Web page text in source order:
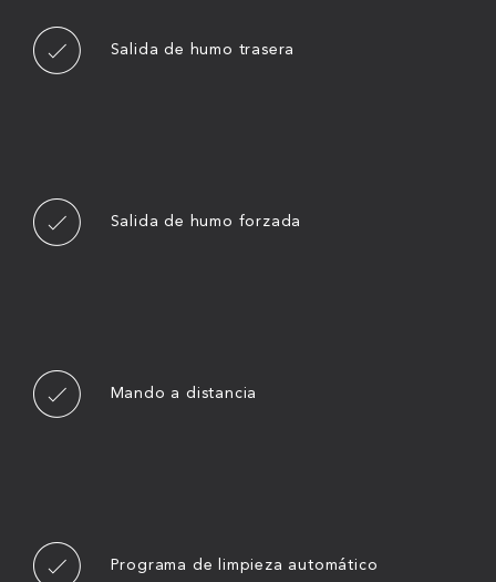
Salida de humo trasera
Salida de humo forzada
Mando a distancia
Programa de limpieza automático